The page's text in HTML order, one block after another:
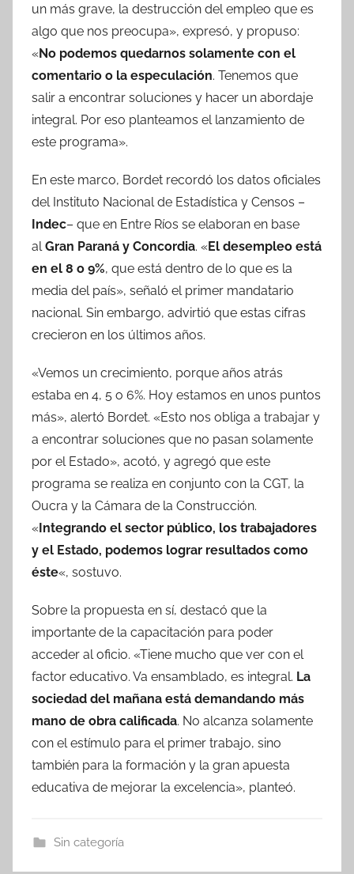
un más grave, la destrucción del empleo que es
algo que nos preocupa», expresó, y propuso:
«No podemos quedarnos solamente con el
comentario o la especulación. Tenemos que
salir a encontrar soluciones y hacer un abordaje
integral. Por eso planteamos el lanzamiento de
este programa».
En este marco, Bordet recordó los datos oficiales
del Instituto Nacional de Estadística y Censos –
Indec– que en Entre Ríos se elaboran en base
al Gran Paraná y Concordia. «El desempleo está
en el 8 o 9%, que está dentro de lo que es la
media del país», señaló el primer mandatario
nacional. Sin embargo, advirtió que estas cifras
crecieron en los últimos años.
«Vemos un crecimiento, porque años atrás
estaba en 4, 5 o 6%. Hoy estamos en unos puntos
más», alertó Bordet. «Esto nos obliga a trabajar y
a encontrar soluciones que no pasan solamente
por el Estado», acotó, y agregó que este
programa se realiza en conjunto con la CGT, la
Oucra y la Cámara de la Construcción.
«Integrando el sector público, los trabajadores
y el Estado, podemos lograr resultados como
éste«, sostuvo.
Sobre la propuesta en sí, destacó que la
importante de la capacitación para poder
acceder al oficio. «Tiene mucho que ver con el
factor educativo. Va ensamblado, es integral. La
sociedad del mañana está demandando más
mano de obra calificada. No alcanza solamente
con el estímulo para el primer trabajo, sino
también para la formación y la gran apuesta
educativa de mejorar la excelencia», planteó.
Sin categoría